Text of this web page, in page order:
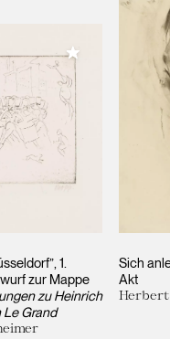
1.
zur Mappe
zu Heinrich
Le Grand
Meiner
Sich
Akt
Herbert